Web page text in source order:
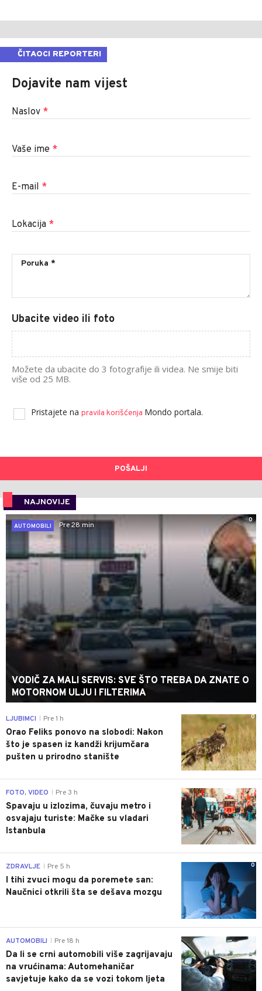
ČITAOCI REPORTERI
Dojavite nam vijest
Naslov *
Vaše ime *
E-mail *
Lokacija *
Ubacite video ili foto
Možete da ubacite do 3 fotografije ili videa. Ne smije biti
više od 25 MB.
Pristajete na pravila korišćenja Mondo portala.
POŠALJI
NAJNOVIJE
0
AUTOMOBILI
Pre 28 min
VODIČ ZA MALI SERVIS: SVE ŠTO TREBA DA ZNATE O
MOTORNOM ULJU I FILTERIMA
0
LJUBIMCI Pre 1 h
Orao Feliks ponovo na slobodi: Nakon
što je spasen iz kandži krijumčara
pušten u prirodno stanište
0
FOTO, VIDEO Pre 3 h
Spavaju u izlozima, čuvaju metro i
osvajaju turiste: Mačke su vladari
Istanbula
0
ZDRAVLJE Pre 5 h
I tihi zvuci mogu da poremete san:
Naučnici otkrili šta se dešava mozgu
AUTOMOBILI Pre 18 h
Da li se crni automobili više zagrijavaju
na vrućinama: Automehaničar
savjetuje kako da se vozi tokom ljeta